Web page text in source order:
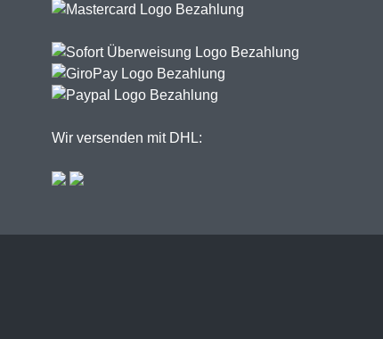
Wir versenden mit DHL: